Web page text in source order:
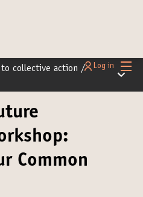
Main
Log in
collective action /
Main
Common